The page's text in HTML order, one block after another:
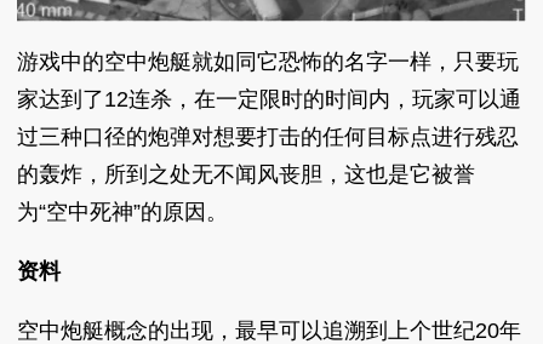
游戏中的空中炮艇就如同它恐怖的名字一样，只要玩
家达到了12连杀，在一定限时的时间内，玩家可以通
过三种口径的炮弹对想要打击的任何目标点进行残忍
的轰炸，所到之处无不闻风丧胆，这也是它被誉
为“空中死神”的原因。
资料
空中炮艇概念的出现，最早可以追溯到上个世纪20年